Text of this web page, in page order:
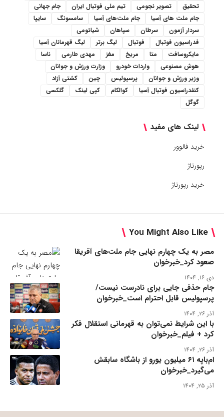
تحقیق
تصویر نجومی تیم ملی فوتبال ایران
جام جهانی
جام ملت های آسیا
جام ملت‌های آسیا سامسونگ
سایپا
سردار آزمون
سرطان سپاهان
شیائومی
فدراسیون فوتبال
فوتبال لیگ برتر
لیگ قهرمانان آسیا
مایکروسافت
متا مریخ مغز مهدی طارمی
ناسا
هوش مصنوعی
واردات خودرو
وزارت ورزش و جوانان
وزیر ورزش و جوانان
پرسپولیس چین
کشتی آزاد
کنفدراسیون فوتبال آسیا
کوالکام کپی لینک
گلکسی
گوگل
لینک های مفید
خرید فالوور
رپورتاژ
خرید رپورتاژ
You Might Also Like
مصر به یک چهارم نهایی جام ملت‌های آفریقا
صعود کرد_خبرخوان
دی ۱۶, ۱۴۰۴
جام حذفی جایی برای نادرست نیست/
پرسپولیس قابل احترام است_خبرخوان
آذر ۲۶, ۱۴۰۴
با این شرایط نمی‌توان به قهرمانی استقلال فکر
کرد + فیلم_خبرخوان
آذر ۲۶, ۱۴۰۴
ام‌باپه ۶۱ میلیون یورو از باشگاه سابقش
می‌گیرد_خبرخوان
آذر ۲۵, ۱۴۰۴